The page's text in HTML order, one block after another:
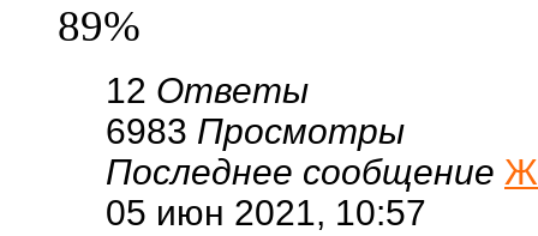
89%
12 Ответы
6983 Просмотры
Последнее сообщение
05 июн 2021, 10:57